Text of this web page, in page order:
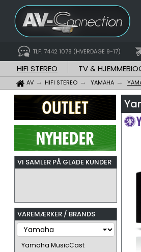
TLF. 7442 1078 (HVERDAGE 9-17)
HIFI STEREO TV &
AV HIFI STEREO YAMAHA
VI SAMLER PÅ GLADE KUNDER
VAREMÆRKER / BRANDS
Yamaha MusicCast